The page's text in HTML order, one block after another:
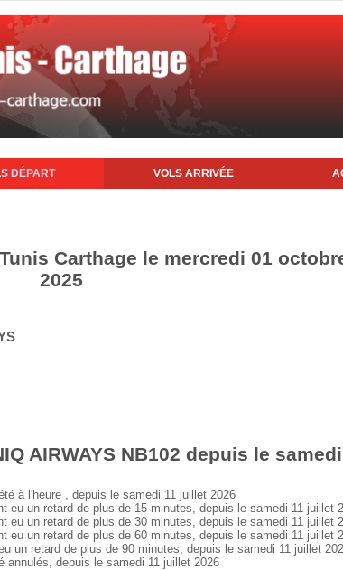
DÉPART VOLS ARRIVÉE
Carthage le mercredi 01
2025
AIRWAYS NB102 depuis le
à l'heure , depuis le samedi 11 juillet 2026
eu un retard de plus de 15 minutes, depuis le samedi 11 juillet
eu un retard de plus de 30 minutes, depuis le samedi 11 juillet
eu un retard de plus de 60 minutes, depuis le samedi 11 juillet
un retard de plus de 90 minutes, depuis le samedi 11 juillet
depuis le samedi 11 juillet 2026